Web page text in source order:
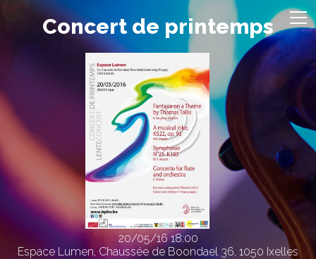
Concert de printemps
20/05/16 18:00
Espace Lumen, Chaussée de Boondael 36, 1050 Ixelles